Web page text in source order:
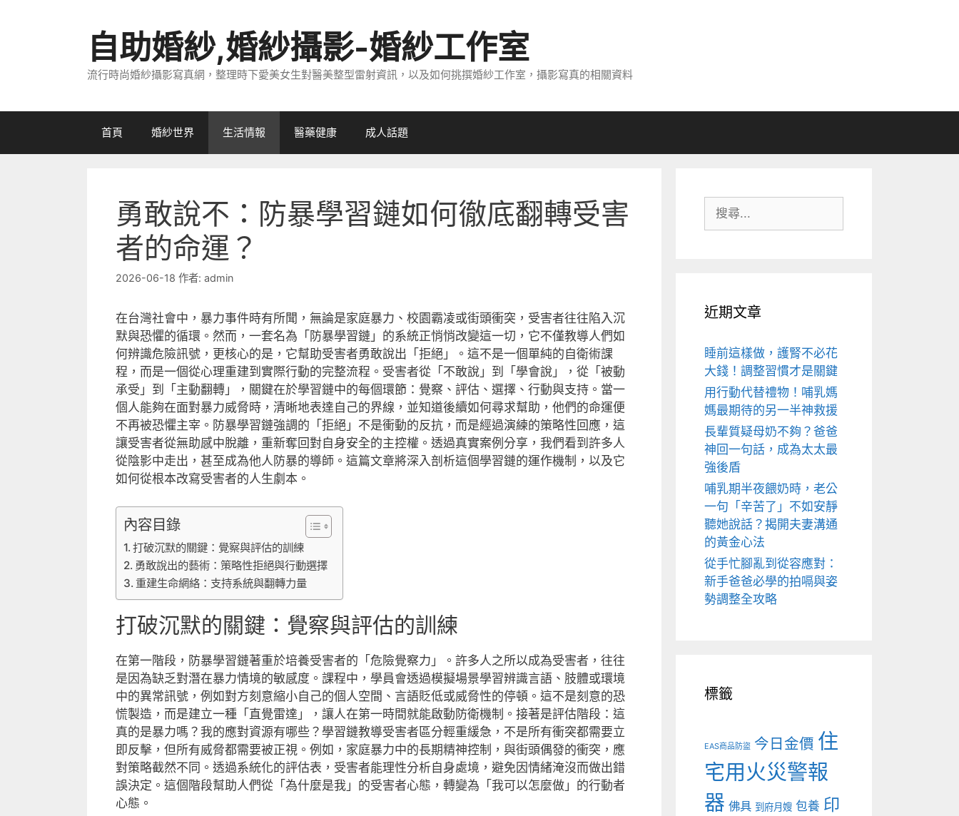
自助婚紗,婚紗攝影-婚紗工作室
流行時尚婚紗攝影寫真網，整理時下愛美女生對醫美整型雷射資訊，以及如何挑撰婚紗工作室，攝影寫真的相關資料
首頁 婚紗世界 生活情報 醫藥健康 成人話題
勇敢說不：防暴學習鏈如何徹底翻轉受害
者的命運？
2026-06-18 作者: admin
在台灣社會中，暴力事件時有所聞，無論是家庭暴力、校園霸凌或街頭衝突，受害者往往陷入沉
默與恐懼的循環。然而，一套名為「防暴學習鏈」的系統正悄悄改變這一切，它不僅教導人們如
何辨識危險訊號，更核心的是，它幫助受害者勇敢說出「拒絕」。這不是一個單純的自衛術課
程，而是一個從心理重建到實際行動的完整流程。受害者從「不敢說」到「學會說」，從「被動
承受」到「主動翻轉」，關鍵在於學習鏈中的每個環節：覺察、評估、選擇、行動與支持。當一
個人能夠在面對暴力威脅時，清晰地表達自己的界線，並知道後續如何尋求幫助，他們的命運便
不再被恐懼主宰。防暴學習鏈強調的「拒絕」不是衝動的反抗，而是經過演練的策略性回應，這
讓受害者從無助感中脫離，重新奪回對自身安全的主控權。透過真實案例分享，我們看到許多人
從陰影中走出，甚至成為他人防暴的導師。這篇文章將深入剖析這個學習鏈的運作機制，以及它
如何從根本改寫受害者的人生劇本。
內容目錄
打破沉默的關鍵：覺察與評估的訓練
勇敢說出的藝術：策略性拒絕與行動選擇
重建生命網絡：支持系統與翻轉力量
打破沉默的關鍵：覺察與評估的訓練
在第一階段，防暴學習鏈著重於培養受害者的「危險覺察力」。許多人之所以成為受害者，往往
是因為缺乏對潛在暴力情境的敏感度。課程中，學員會透過模擬場景學習辨識言語、肢體或環境
中的異常訊號，例如對方刻意縮小自己的個人空間、言語貶低或威脅性的停頓。這不是刻意的恐
慌製造，而是建立一種「直覺雷達」，讓人在第一時間就能啟動防衛機制。接著是評估階段：這
真的是暴力嗎？我的應對資源有哪些？學習鏈教導受害者區分輕重緩急，不是所有衝突都需要立
即反擊，但所有威脅都需要被正視。例如，家庭暴力中的長期精神控制，與街頭偶發的衝突，應
對策略截然不同。透過系統化的評估表，受害者能理性分析自身處境，避免因情緒淹沒而做出錯
誤決定。這個階段幫助人們從「為什麼是我」的受害者心態，轉變為「我可以怎麼做」的行動者
心態。
尋:
近期文章
睡前這樣做，護腎不必花
大錢！調整習慣才是關鍵
用行動代替禮物！哺乳媽
媽最期待的另一半神救援
長輩質疑母奶不夠？爸爸
神回一句話，成為太太最
強後盾
哺乳期半夜餵奶時，老公
一句「辛苦了」不如安靜
聽她說話？揭開夫妻溝通
的黃金心法
從手忙腳亂到從容應對：
新手爸爸必學的拍嗝與姿
勢調整全攻略
標籤
EAS商品防盜 今日金價 住
宅用火災警報
器 佛具 到府月嫂 包養 印